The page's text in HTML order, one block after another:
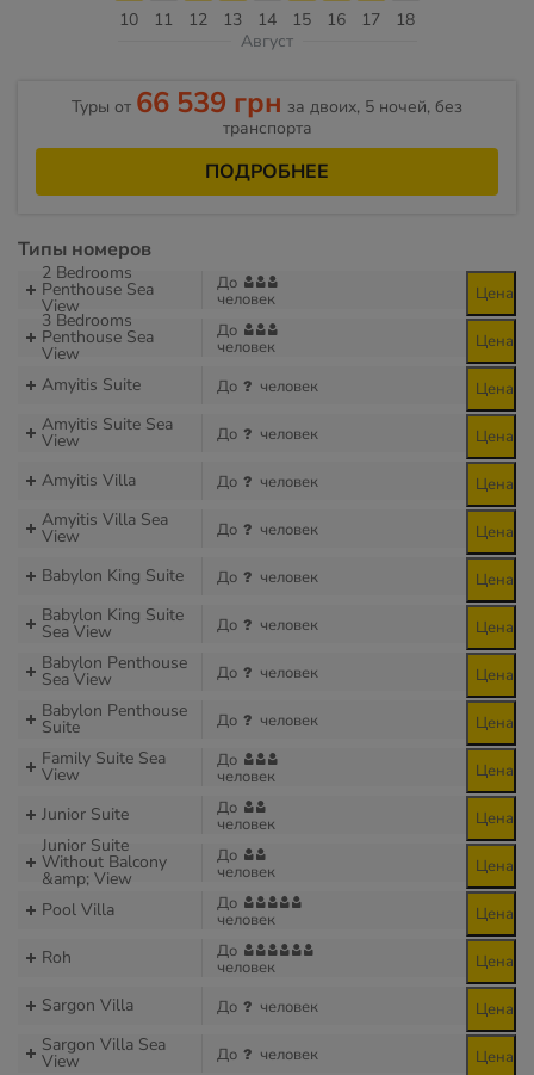
10 11 12 13 14 15 16 17 18
Август
Туры от 66 539 грн за двоих, 5 ночей, без
транспорта
ПОДРОБНЕЕ
Типы номеров
2 Bedrooms
Penthouse Sea
View
До
человек Цена
3 Bedrooms
Penthouse Sea
View
До
человек Цена
Amyitis Suite До человек Цена
Amyitis Suite Sea
View До человек Цена
Amyitis Villa До человек Цена
Amyitis Villa Sea
View До человек Цена
Babylon King Suite До человек Цена
Babylon King Suite
Sea View До человек Цена
Babylon Penthouse
Sea View До человек Цена
Babylon Penthouse
Suite До человек Цена
Family Suite Sea
View
До
человек Цена
Junior Suite До
человек Цена
Junior Suite
Without Balcony
&amp; View
До
человек Цена
Pool Villa До
человек Цена
Roh До
человек Цена
Sargon Villa До человек Цена
Sargon Villa Sea
View До человек Цена